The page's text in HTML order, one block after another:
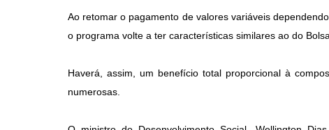
Ao retomar o pagamento de valores variáveis
o programa volte a ter características similares ao do
Haverá, assim, um benefício total proporcional à
numerosas.